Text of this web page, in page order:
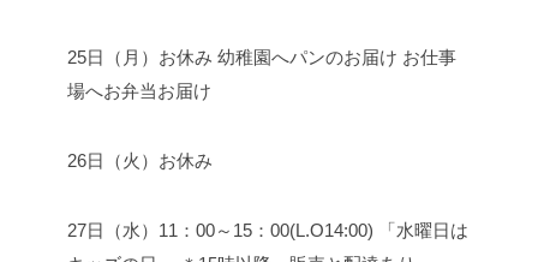
25日（月）お休み 幼稚園へパンのお届け お仕事
場へお弁当お届け
26日（火）お休み
27日（水）11：00～15：00(L.O14:00) 「水曜日は